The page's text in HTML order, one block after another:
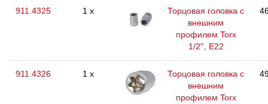
911.4325 1 x
Торцовая головка с
внешним
профилем Torx
1/2'', E22
911.4326 1 x
Торцовая головка с
внешним
профилем Torx